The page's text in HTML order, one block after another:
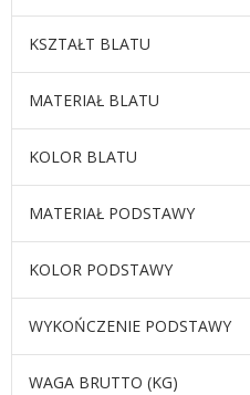
KSZTAŁT BLATU
MATERIAŁ BLATU
KOLOR BLATU
MATERIAŁ PODSTAWY
KOLOR PODSTAWY
WYKOŃCZENIE PODSTAWY
WAGA BRUTTO (KG)